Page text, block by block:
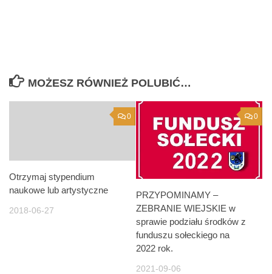
MOŻESZ RÓWNIEŻ POLUBIĆ…
0
Otrzymaj stypendium
naukowe lub artystyczne
2018-06-27
0
PRZYPOMINAMY –
ZEBRANIE WIEJSKIE w
sprawie podziału środków z
funduszu sołeckiego na
2022 rok.
2021-09-06